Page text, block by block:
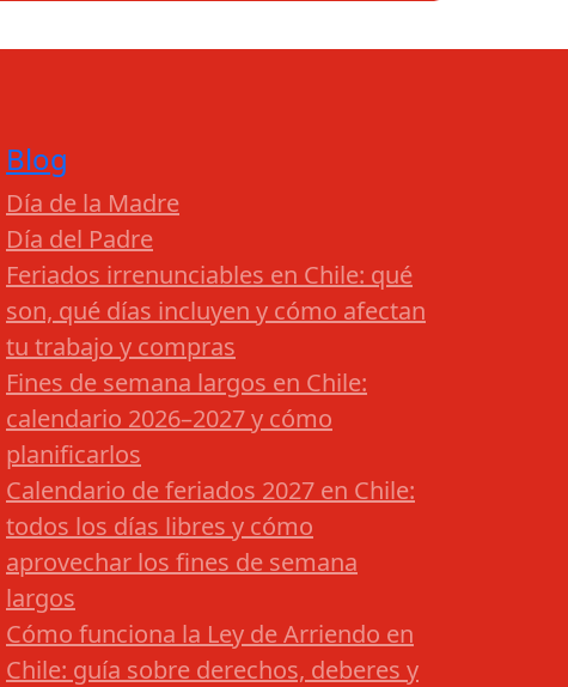
Blog
Día de la Madre
Día del Padre
Feriados irrenunciables en Chile: qué
son, qué días incluyen y cómo afectan
tu trabajo y compras
Fines de semana largos en Chile:
calendario 2026–2027 y cómo
planificarlos
Calendario de feriados 2027 en Chile:
todos los días libres y cómo
aprovechar los fines de semana
largos
Cómo funciona la Ley de Arriendo en
Chile: guía sobre derechos, deberes y